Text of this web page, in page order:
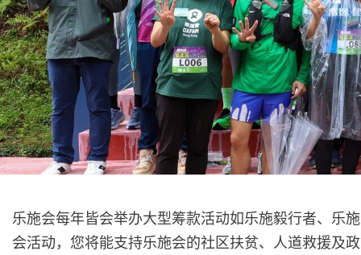
乐施会每年皆会举办大型筹款活动如乐施毅行者、乐
会活动，您将能支持乐施会的社区扶贫、人道救援及